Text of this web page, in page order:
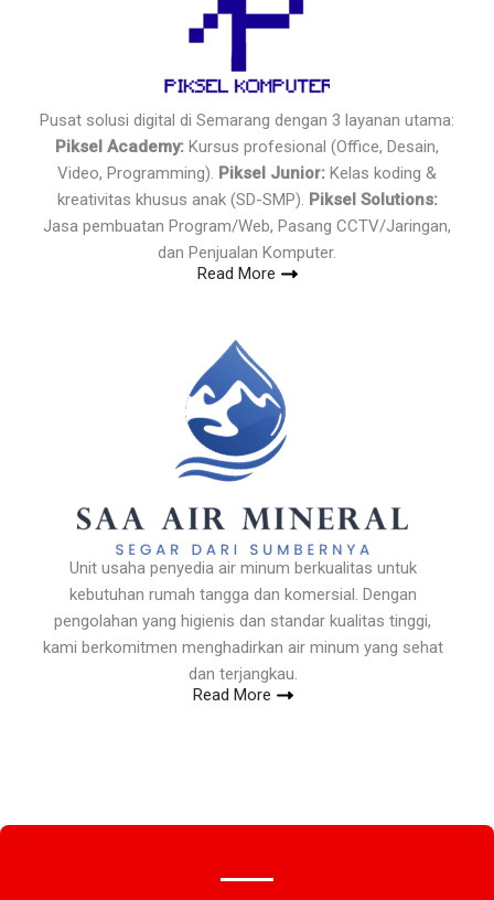
Pusat solusi digital di Semarang dengan 3 layanan utama:
Piksel Academy: Kursus profesional (Office, Desain,
Video, Programming). Piksel Junior: Kelas koding &
kreativitas khusus anak (SD-SMP). Piksel Solutions:
Jasa pembuatan Program/Web, Pasang CCTV/Jaringan,
dan Penjualan Komputer.
Read More
Unit usaha penyedia air minum berkualitas untuk
kebutuhan rumah tangga dan komersial. Dengan
pengolahan yang higienis dan standar kualitas tinggi,
kami berkomitmen menghadirkan air minum yang sehat
dan terjangkau.
Read More